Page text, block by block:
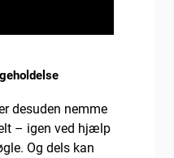
desuden nemme
– igen ved hjælp
Og dels kan